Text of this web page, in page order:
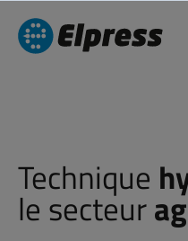
Technique
le secteur